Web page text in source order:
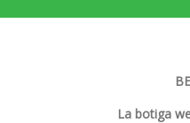
La botiga